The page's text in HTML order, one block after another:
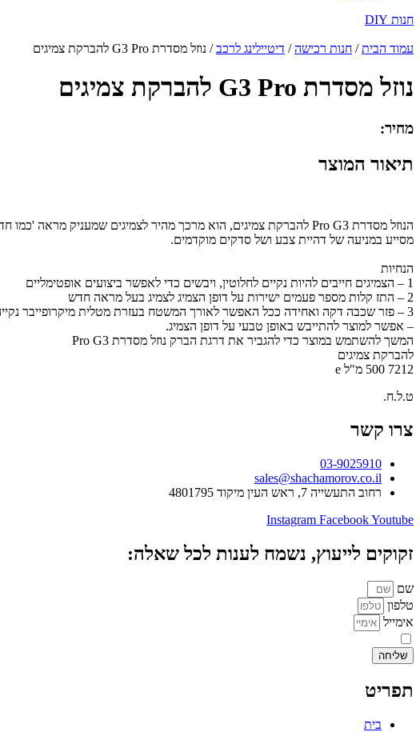
חנות DIY
עמוד הבית/ חנות רכישה/ דיטיילינג לרכב/ נוזל מסדרת G3 Pro להברקת צמיגים
נוזל מסדרת G3 Pro להברקת צמיגים
מחיר:
תיאור המוצר
הנוזל מסדרת Pro G3 להברקת צמיגים, הוא מרכך מהיר לצמיגים שמעניק מראה 'כמו חדש' או גימור 'בעל ברק גבוה'. בנוסף, הוא מהיר וקל ליישום, ואינו פוגע באיכות הצמיגים בכל צורה שהיא, גם בעת שימוש על בסיס קבוע.
מסייע במניעה של דהיית צבע ושל סדקים מוקדמים.
הנחיות
1 – הצמיגים חייבים להיות נקיים לחלוטין, ויבשים כדי לאפשר ביצועים אופטימליים
2 – התז קלות מספר פעמים ישירות על דופן הצמיג לצמיג בעל מראה חדש
3 – פזר שכבה דקה ואחידה ככל האפשר לאורך המשטח בעזרת מטלית מיקרופייבר נקייה ויבשה למראה רטוב ובעל ברק גבוה
– אפשר למוצר להתייבש באופן טבעי על דופן הצמיג.
המשך להשתמש במוצר כדי להגביר את דרגת הברק נוזל מסדרת Pro G3
להברקת צמיגים
7212 500 מ"ל e
ט.ל.ח.
צרו קשר
03-9025910
sales@shachamorov.co.il
רחוב התעשייה 7, ראש העין מיקוד 4801795
Instagram FacebookYoutube
זקוקים לייעוץ, נשמח לענות לכל שאלה:
שם
טלפון
אימייל
שליחה
תפריט
בית